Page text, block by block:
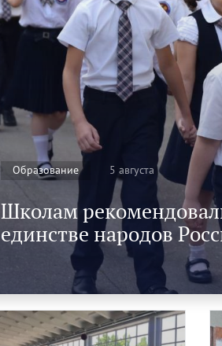
Школам
единстве народов
Образование 5 августа